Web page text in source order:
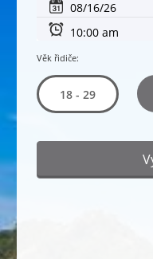
Věk řidiče:
18 - 29